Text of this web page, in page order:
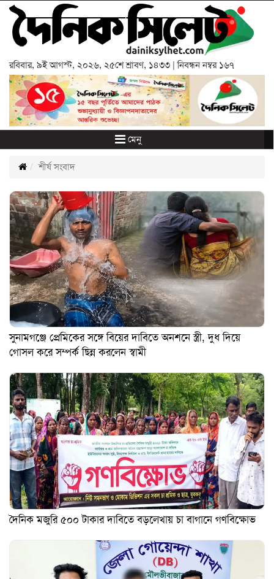
রবিবার, ৯ই আগস্ট, ২০২৬, ২৫শে শ্রাবণ, ১৪৩৩ | নিবন্ধন নম্বর ১৬৭
মেনু
শীর্ষ সংবাদ
সুনামগঞ্জে প্রেমিকের সঙ্গে বিয়ের দাবিতে অনশনে স্ত্রী, দুধ দিয়ে
গোসল করে সম্পর্ক ছিন্ন করলেন স্বামী
দৈনিক মজুরি ৫০০ টাকার দাবিতে বড়লেখায় চা বাগানে গণবিক্ষোভ